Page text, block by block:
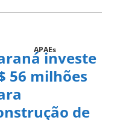
APAEsinveste
56 milhões
de